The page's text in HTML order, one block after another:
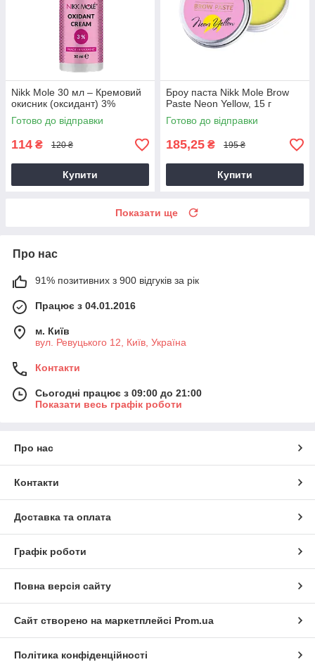
Nikk Mole 30 мл – Кремовий
окисник (оксидант) 3%
Готово до відправки
114 ₴ 120 ₴
Купити
Броу паста Nikk Mole Brow
Paste Neon Yellow, 15 г
Готово до відправки
185,25 ₴ 195 ₴
Купити
Показати ще
Про нас
91% позитивних з 900 відгуків за рік
Працює з 04.01.2016
м. Київ
вул. Ревуцького 12, Київ, Україна
Контакти
Сьогодні працює з 09:00 до 21:00
Показати весь графік роботи
Про нас
Контакти
Доставка та оплата
Графік роботи
Повна версія сайту
Сайт створено на маркетплейсі Prom.ua
Політика конфіденційності